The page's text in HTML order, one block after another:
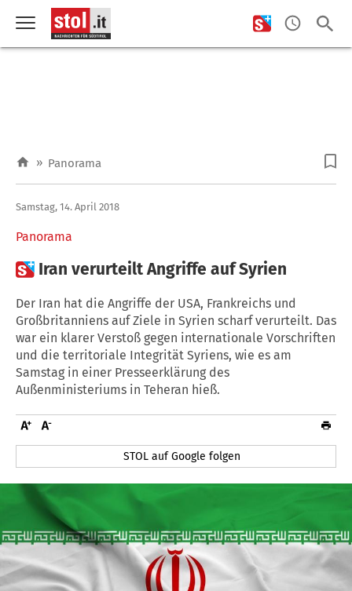
» Panorama
Panorama
Samstag, 14. April 2018
 Iran verurteilt Angriffe auf Syrien
Der Iran hat die Angriffe der USA, Frankreichs und
Großbritanniens auf Ziele in Syrien scharf verurteilt. Das
war ein klarer Verstoß gegen internationale Vorschriften
und die territoriale Integrität Syriens, wie es am
Samstag in einer Presseerklärung des
Außenministeriums in Teheran hieß.
STOL auf Google folgen